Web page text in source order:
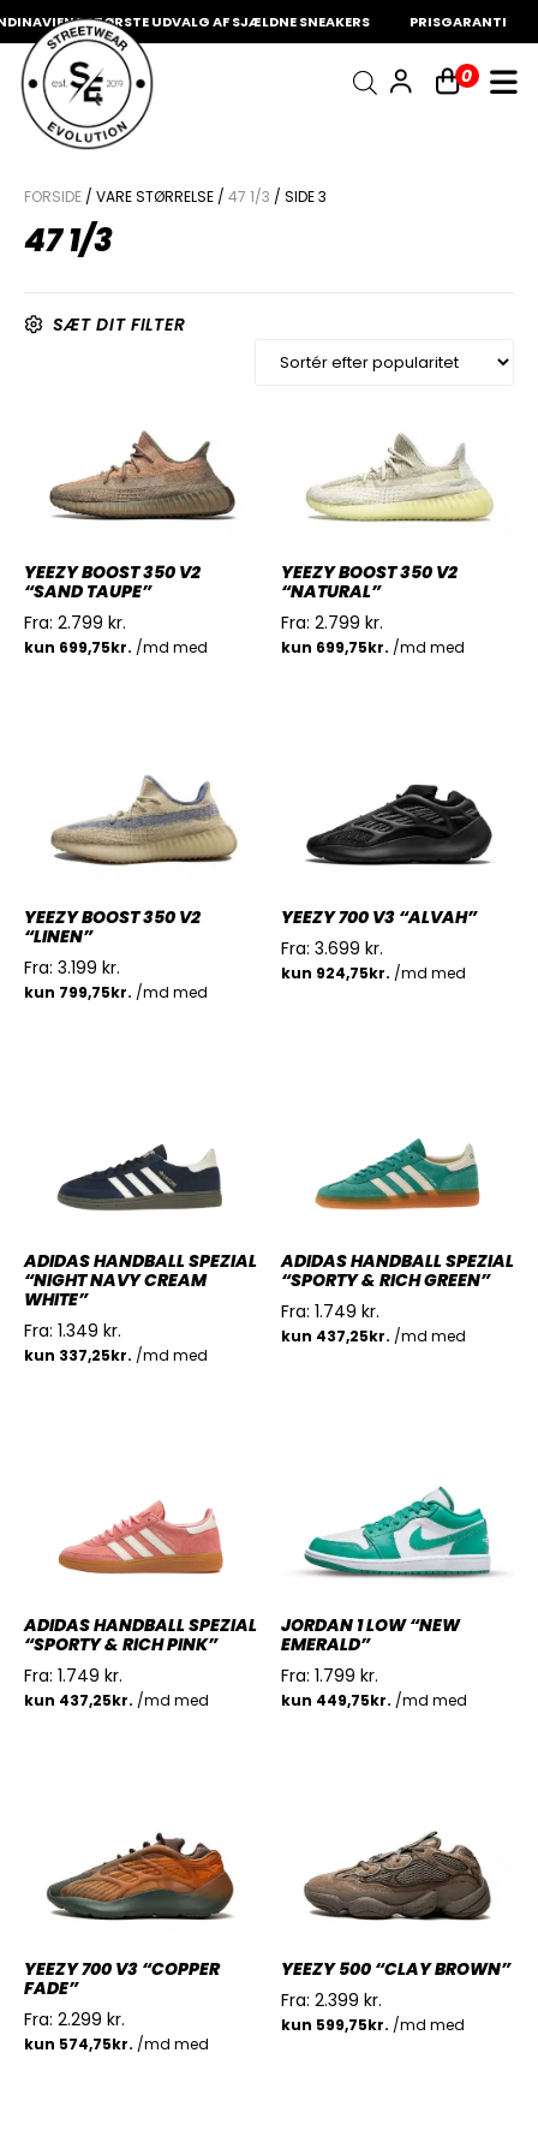
STØRSTE UDVALG AF SJÆLDNE SNEAKERS PRISGARANTI
0
INDKØBSKURV
Fri fragt på sneakers 60 dages returret
Din kurv er tom.
FORSIDE / VARE STØRRELSE / 47 1/3 / SIDE 3
47 1/3
SÆT DIT FILTER
YEEZY BOOST 350 V2
“SAND TAUPE”
Fra: 2.799 kr.
YEEZY BOOST 350 V2
“NATURAL”
Fra: 2.799 kr.
YEEZY BOOST 350 V2
“LINEN”
Fra: 3.199 kr.
YEEZY 700 V3 “ALVAH”
Fra: 3.699 kr.
ADIDAS HANDBALL SPEZIAL
“NIGHT NAVY CREAM
WHITE”
Fra: 1.349 kr.
ADIDAS HANDBALL SPEZIAL
“SPORTY & RICH GREEN”
Fra: 1.749 kr.
ADIDAS HANDBALL SPEZIAL
“SPORTY & RICH PINK”
Fra: 1.749 kr.
JORDAN 1 LOW “NEW
EMERALD”
Fra: 1.799 kr.
YEEZY 700 V3 “COPPER
FADE”
Fra: 2.299 kr.
YEEZY 500 “CLAY BROWN”
Fra: 2.399 kr.